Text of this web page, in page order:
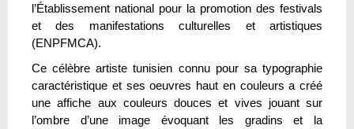
l’Établissement national pour la promotion des festivals
et des manifestations culturelles et artistiques
(ENPFMCA).
Ce célèbre artiste tunisien connu pour sa typographie
caractéristique et ses oeuvres haut en couleurs a créé
une affiche aux couleurs douces et vives jouant sur
l’ombre d’une image évoquant les gradins et la